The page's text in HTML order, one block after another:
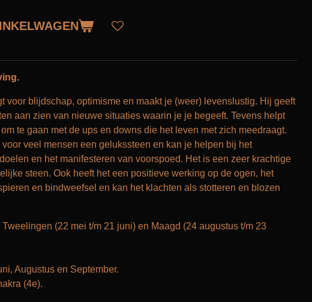
voor blijdschap, optimisme en maakt je (weer) levenslustig. Hij geeft
aan zien van nieuwe situaties waarin je je begeeft. Tevens helpt
te gaan met de ups en downs die het leven met zich meedraagt.
veel mensen een gelukssteen en kan je helpen bij het
en het manifesteren van voorspoed. Het is een zeer krachtige
steen. Ook heeft het een positieve werking op de ogen, het
en bindweefsel en kan het klachten als stotteren en blozen
Tweelingen (22 mei t/m 21 juni) en Maagd (24 augustus t/m 23
Augustus en September.
(4e).